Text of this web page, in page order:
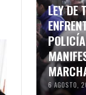
LEY DE
6 AGOSTO,